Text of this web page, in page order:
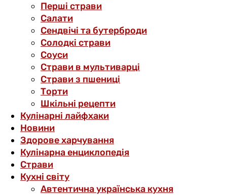
Перші страви
Салати
Сендвічі та бутерброди
Солодкі страви
Соуси
Страви в мультиварці
Страви з пшениці
Торти
Шкільні рецепти
Кулінарні лайфхаки
Новини
Здорове харчування
Кулінарна енциклопедія
Страви
Кухні світу
Автентична українська кухня